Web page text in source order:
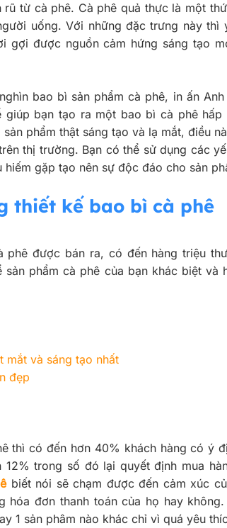
từ cà phê. Cà phê quả thực là một
uống. Với những đặc trưng này thì
gợi được nguồn cảm hứng sáng tạo
bao bì sản phẩm cà phê, in ấn
bạn tạo ra một bao bì cà phê hấp
phẩm thật sáng tạo và lạ mắt, điều
thị trường. Bạn có thể sử dụng các
gặp tạo nên sự độc đáo cho sản
thiết kế bao bì cà phê
được bán ra, có đến hàng triệu
phẩm cà phê của bạn khác biệt và
mắt và sáng tạo nhất
đẹp
thì có đến hơn 40% khách hàng có ý
trong số đó lại quyết định mua
biết nói sẽ chạm được đến cảm xúc
đơn thanh toán của họ hay
1 sản phâm nào khác chỉ vì quá yêu